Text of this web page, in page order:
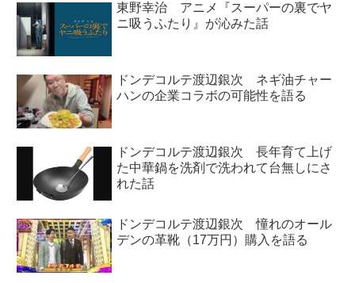
東野幸治 アニメ『スーパーの裏でヤ
ニ吸うふたり』が沁みた話
ドンデコルテ渡辺銀次 ネギ油チャー
ハンの企業コラボの可能性を語る
ドンデコルテ渡辺銀次 長年育て上げ
た中華鍋を洗剤で洗われて台無しにさ
れた話
ドンデコルテ渡辺銀次 憧れのオール
デンの革靴（17万円）購入を語る